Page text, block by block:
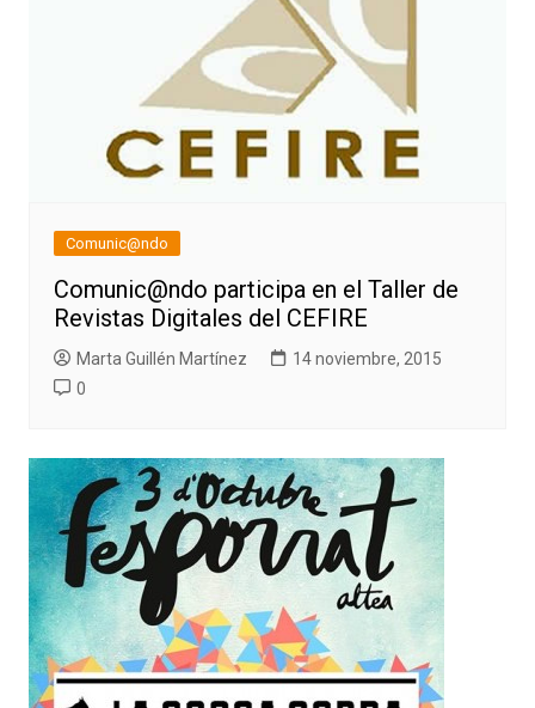
Comunic@ndo
Comunic@ndo participa en el Taller de
Revistas Digitales del CEFIRE
Marta Guillén Martínez
14 noviembre, 2015
0